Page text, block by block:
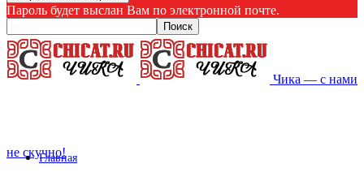
Пароль будет выслан Вам по электронной почте.
Чика — с нами
не скучно!
Главная